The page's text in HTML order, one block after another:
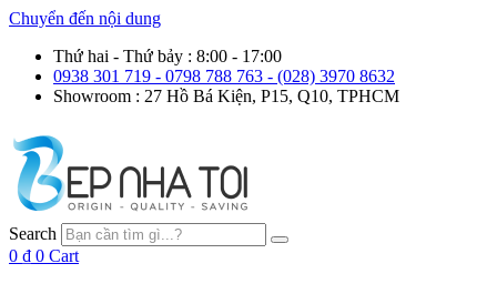
Chuyển đến nội dung
Thứ hai - Thứ bảy : 8:00 - 17:00
0938 301 719 - 0798 788 763 - (028) 3970 8632
Showroom : 27 Hồ Bá Kiện, P15, Q10, TPHCM
Search
0 ₫ 0 Cart